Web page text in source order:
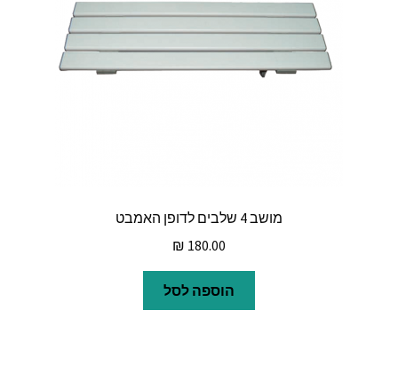
מושב 4 שלבים לדופן האמבט
₪ 180.00
הוספה לסל